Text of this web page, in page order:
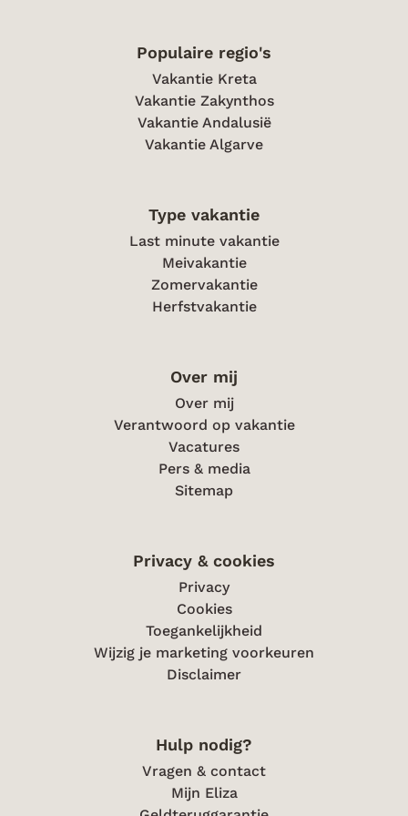
Populaire regio's
Vakantie Kreta
Vakantie Zakynthos
Vakantie Andalusië
Vakantie Algarve
Type vakantie
Last minute vakantie
Meivakantie
Zomervakantie
Herfstvakantie
Over mij
Over mij
Verantwoord op vakantie
Vacatures
Pers & media
Sitemap
Privacy & cookies
Privacy
Cookies
Toegankelijkheid
Wijzig je marketing voorkeuren
Disclaimer
Hulp nodig?
Vragen & contact
Mijn Eliza